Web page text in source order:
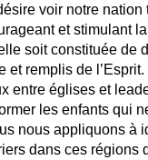
voir notre nation
et stimulant
soit constituée de
et remplis de
entre églises et
les enfants qui
nous appliquons à
dans ces régions